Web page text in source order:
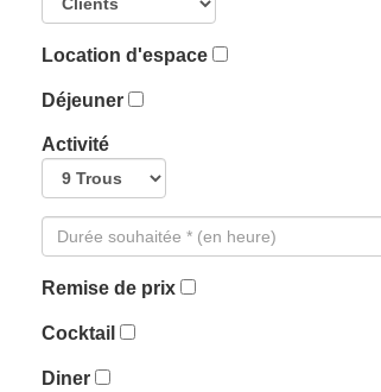
Location d'espace
Déjeuner
Activité
Remise de prix
Cocktail
Diner